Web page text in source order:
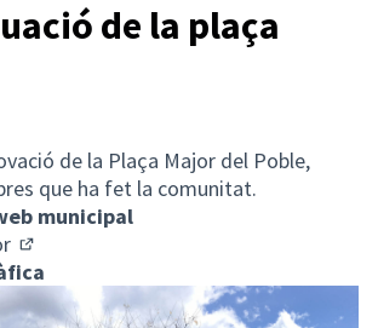
de la plaça
de la Plaça Major del Poble,
que ha fet la comunitat.
municipal
(Enllaç extern)